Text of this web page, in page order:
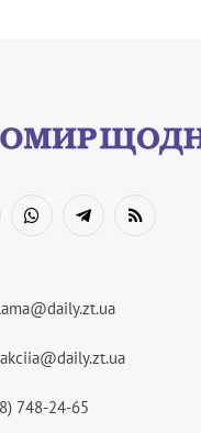
WhatsAppTelegramRSS
748-24-65